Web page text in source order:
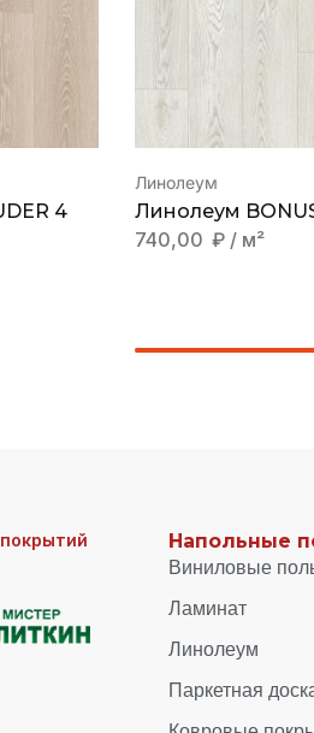
4
Линолеум
Линолеум
740,00 ₽ / м²
Напольные
Виниловые
Ламинат
Линолеум
Паркетная